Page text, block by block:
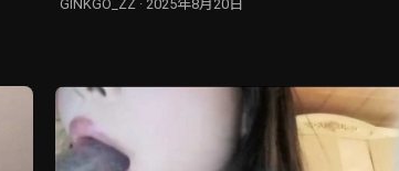
GINKGO_ZZ · 2025年8月20日